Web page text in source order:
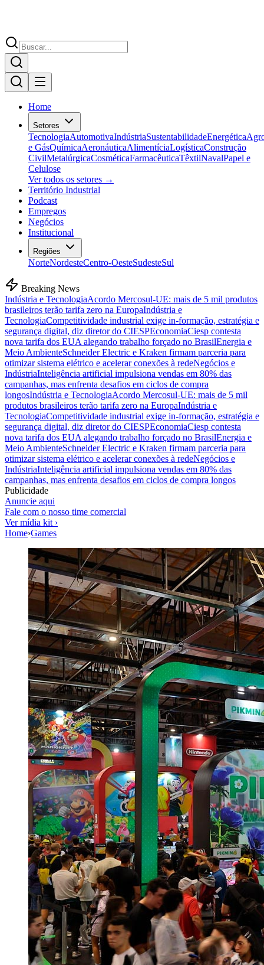
Home
Setores
TecnologiaAutomotivaIndústriaSustentabilidadeEnergética
e GásQuímicaAeronáuticaAlimentíciaLogísticaConstrução
CivilMetalúrgicaCosméticaFarmacêuticaTêxtilNavalPapel e
Celulose
Ver todos os setores →
Território Industrial
Podcast
Empregos
Negócios
Institucional
Regiões
NorteNordesteCentro-OesteSudesteSul
Breaking News
Indústria e TecnologiaAcordo Mercosul-UE: mais de 5 mil produtos
brasileiros terão tarifa zero na EuropaIndústria e
TecnologiaCompetitividade industrial exige in-formação, estratégia e
segurança digital, diz diretor do CIESPEconomiaCiesp contesta
nova tarifa dos EUA alegando trabalho forçado no BrasilEnergia e
Meio AmbienteSchneider Electric e Kraken firmam parceria para
otimizar sistema elétrico e acelerar conexões à redeNegócios e
IndústriaInteligência artificial impulsiona vendas em 80% das
campanhas, mas enfrenta desafios em ciclos de compra
longosIndústria e TecnologiaAcordo Mercosul-UE: mais de 5 mil
produtos brasileiros terão tarifa zero na EuropaIndústria e
TecnologiaCompetitividade industrial exige in-formação, estratégia e
segurança digital, diz diretor do CIESPEconomiaCiesp contesta
nova tarifa dos EUA alegando trabalho forçado no BrasilEnergia e
Meio AmbienteSchneider Electric e Kraken firmam parceria para
otimizar sistema elétrico e acelerar conexões à redeNegócios e
IndústriaInteligência artificial impulsiona vendas em 80% das
campanhas, mas enfrenta desafios em ciclos de compra longos
Publicidade
Anuncie aqui
Fale com o nosso time comercial
Ver mídia kit ›
Home›Games